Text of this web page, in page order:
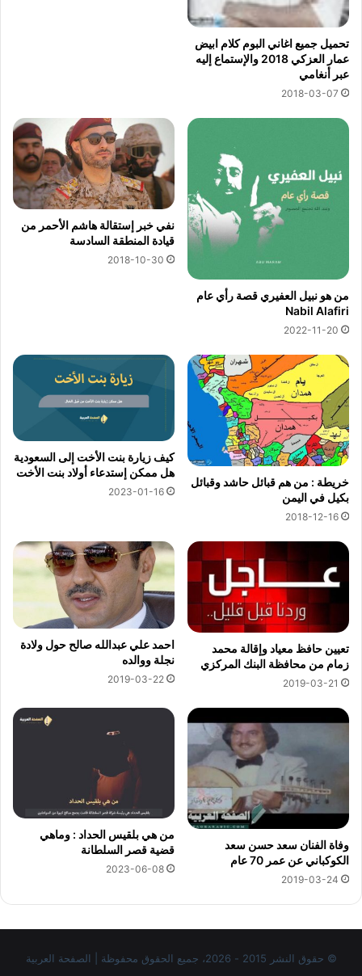
تحميل جميع اغاني البوم كلام ابيض
عمار العزكي 2018 والإستماع إليه
عبر أنغامي
2018-03-07
من هو نبيل العفيري قصة رأي عام
Nabil Alafiri
2022-11-20
نفي خبر إستقالة هاشم الأحمر من
قيادة المنطقة السادسة
2018-10-30
خريطة : من هم قبائل حاشد وقبائل
بكيل في اليمن
2018-12-16
كيف زيارة بنت الأخت إلى السعودية
هل ممكن إستدعاء أولاد بنت الأخت
2023-01-16
تعيين حافظ معياد وإقالة محمد
زمام من محافظة البنك المركزي
2019-03-21
احمد علي عبدالله صالح حول ولادة
نجلة ووالده
2019-03-22
وفاة الفنان سعد حسن سعد
الكوكباني عن عمر 70 عام
2019-03-24
من هي بلقيس الحداد : وماهي
قضية قصر السلطانة
2023-06-08
© حقوق النشر 2015 - 2026، جميع الحقوق محفوظة | الصفحة العربية